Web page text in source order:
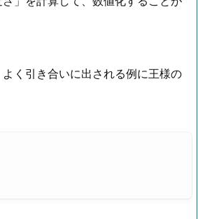
く引き合いに出される例に王様の